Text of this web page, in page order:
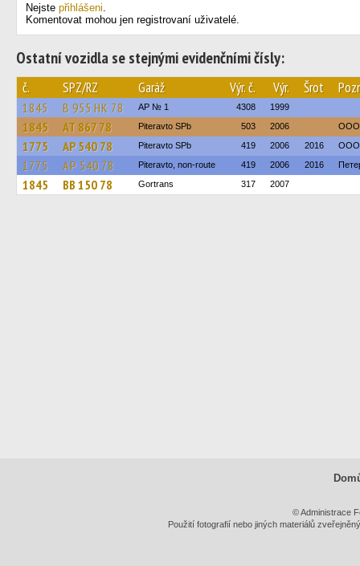
Nejste přihlášeni.
Komentovat mohou jen registrovaní uživatelé.
Ostatní vozidla se stejnými evidenčními čísly:
č. SPZ/RZ Garáž Výr. č. Výr. Šrot
1845 В 955 НК 78 AP № 1 4308 1999
1845 АТ 867 78 Piteravto SPb 503 2006 ООО
1775 АР 540 78 Piteravto SPb 419 2006 2016 ООО
1775 АР 540 78 Piteravto, non-route 419 2006 2016
1845 ВВ 150 78 Gortrans 317 2007
© Administrace
Použití fotografií nebo jiných materiálů